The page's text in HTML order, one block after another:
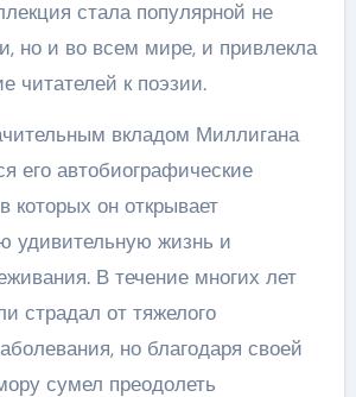
стала популярной не
но и во всем мире, и привлекла
читателей к поэзии.
вкладом Миллигана
его автобиографические
которых он открывает
удивительную жизнь и
В течение многих лет
страдал от тяжелого
но благодаря своей
сумел преодолеть